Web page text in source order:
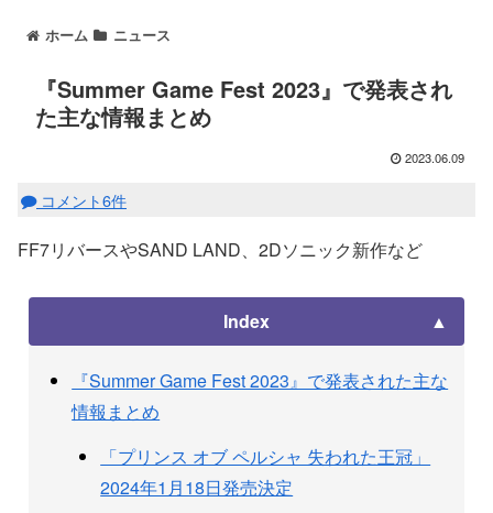
ホーム ニュース
『Summer Game Fest 2023』で発表され
た主な情報まとめ
2023.06.09
コメント6件
FF7リバースやSAND LAND、2Dソニック新作など
Index
『Summer Game Fest 2023』で発表された主な
情報まとめ
「プリンス オブ ペルシャ 失われた王冠」
2024年1月18日発売決定